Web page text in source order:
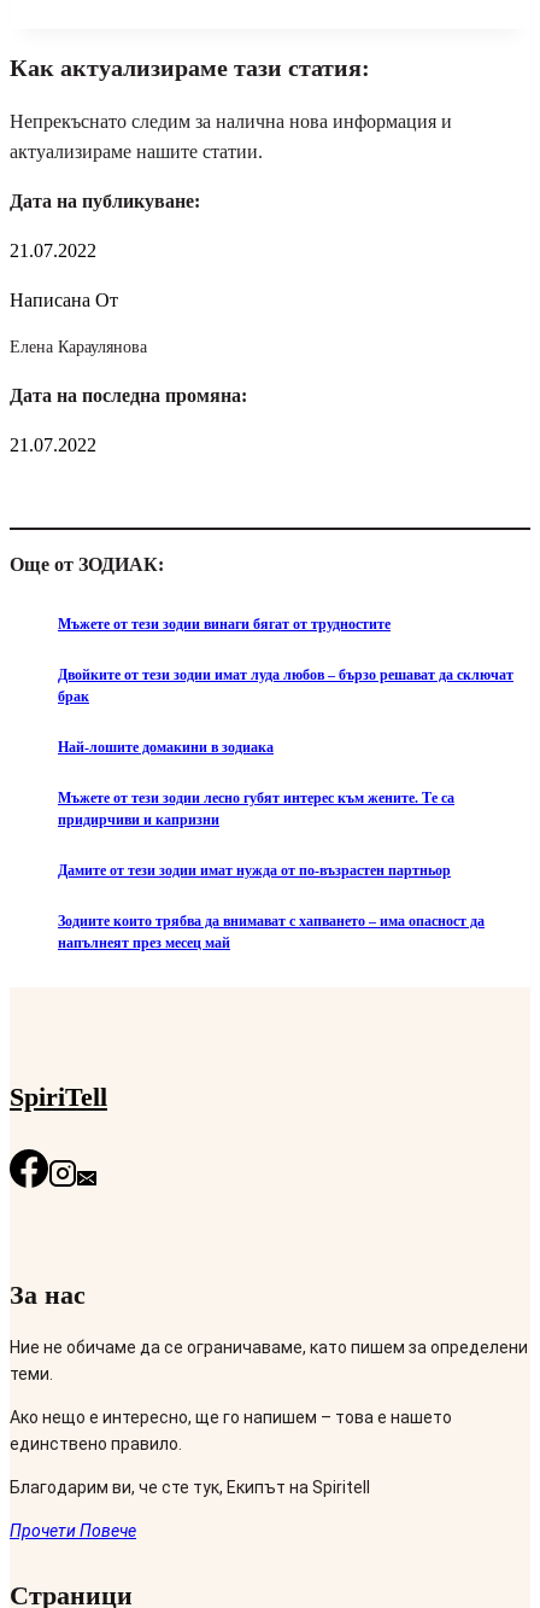
Как актуализираме тази статия:
Непрекъснато следим за налична нова информация и
актуализираме нашите статии.
Дата на публикуване:
21.07.2022
Написана От
Елена Караулянова
Дата на последна промяна:
21.07.2022
Още от ЗОДИАК:
Мъжете от тези зодии винаги бягат от трудностите
Двойките от тези зодии имат луда любов – бързо решават да сключат
брак
Най-лошите домакини в зодиака
Мъжете от тези зодии лесно губят интерес към жените. Те са
придирчиви и капризни
Дамите от тези зодии имат нужда от по-възрастен партньор
Зодиите които трябва да внимават с хапването – има опасност да
напълнеят през месец май
SpiriTell
За нас
Ние не обичаме да се ограничаваме, като пишем за определени
теми.
Ако нещо е интересно, ще го напишем – това е нашето
единствено правило.
Благодарим ви, че сте тук, Екипът на Spiritell
Прочети Повече
Страници